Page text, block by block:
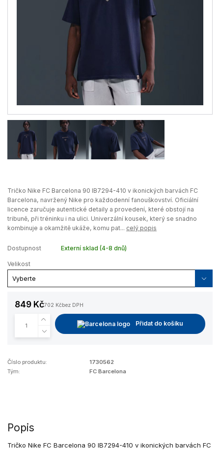
Tričko Nike FC Barcelona 90 IB7294-410 v ikonických barvách FC
Barcelona, navržený Nike pro každodenní fanouškovství. Oficiální
licence zaručuje autentické detaily a provedení, které obstojí na
tribuně, při tréninku i na ulici. Univerzální kousek, který se snadno
kombinuje a okamžitě ukáže, komu pat... celý popis
Dostupnost Externí sklad (4-8 dnů)
Velikost
849 Kč702 Kčbez DPH
Přidat do košíku
Číslo produktu:
1730562
Tým:
FC Barcelona
Popis
Tričko Nike FC Barcelona 90 IB7294-410 v ikonických barvách FC